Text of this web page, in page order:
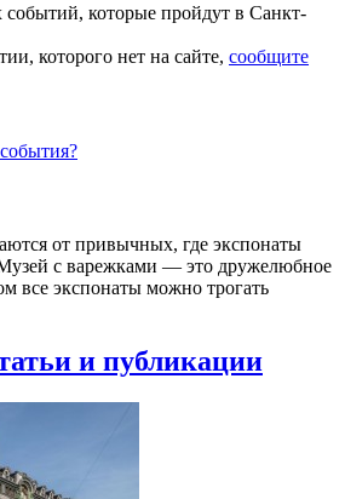
которые пройдут в Санкт-
которого нет на сайте, сообщите
от привычных, где экспонаты
Музей с варежками — это дружелюбное
все экспонаты можно трогать
и публикации